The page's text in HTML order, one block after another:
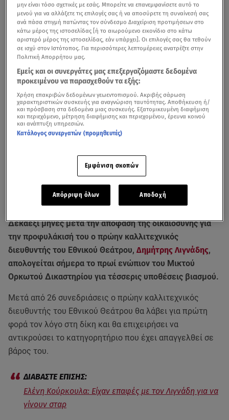
Τι λέει ο Κούγιας για τις κατηγορίες βιασμού στις «Αλήθειες με τη Ζήνα»
Δεκαέξι μήνες μετά την απόφαση της δικαιοσύνης για
την προφυλάκισή του ο πρώην καλλιτεχνικός
διευθυντής του Εθνικού Θεάτρου, Δημήτρης Λιγνάδης,
απολογείται σήμερα το πρωί ενώπιον του Μικτού
Ορκωτού Δικαστηρίου για τέσσερις υποθέσεις βιασμού.
Μετά από 26 συνεδριάσεις ο πρώην καλλιτεχνικός
διευθυντής του Εθνικού Θεάτρου θα λάβει για πρώτη
φορά τον λόγο στη δίκη και θα επιχειρήσει να
αντικρούσει το κατηγορητήριο που έχει απαγγελθεί σε
βάρος του.
Ελένη Κούρκουλα: Είχαν επαφές με τον Λιγνάδη για να
γίνουν σταρ
μην είναι τόσο σχετικές με εσάς. Μπορείτε να επανεμφανίσετε αυτό το
μενού για να αλλάξετε τις επιλογές σας ή να αποσύρετε τη συναίνεσή σας
ανά πάσα στιγμή πατώντας τον σύνδεσμο Διαχείριση προτιμήσεων στο
κάτω μέρος της ιστοσελίδας [ή το αιωρούμενο εικονίδιο στο κάτω
αριστερό μέρος της ιστοσελίδας, εάν υπάρχει]. Οι επιλογές σας θα τεθούν
σε ισχύ στον Ιστότοπος. Για περισσότερες λεπτομέρειες ανατρέξτε στην
Πολιτική Απορρήτου μας.
Εμείς και οι συνεργάτες μας επεξεργαζόμαστε δεδομένα
προκειμένου να παρασχεθούν τα εξής:
Χρήση επακριβών δεδομένων γεωεντοπισμού. Ακριβής σάρωση
χαρακτηριστικών συσκευής για αναγνώριση ταυτότητας. Αποθήκευση ή/
και πρόσβαση στα δεδομένα μιας συσκευής. Εξατομικευμένη διαφήμιση
και περιεχόμενο, μέτρηση διαφήμισης και περιεχομένου, έρευνα κοινού
και ανάπτυξη υπηρεσιών.
Κατάλογος συνεργατών (προμηθευτές)
Εμφάνιση σκοπών
Απόρριψη όλων Αποδοχή